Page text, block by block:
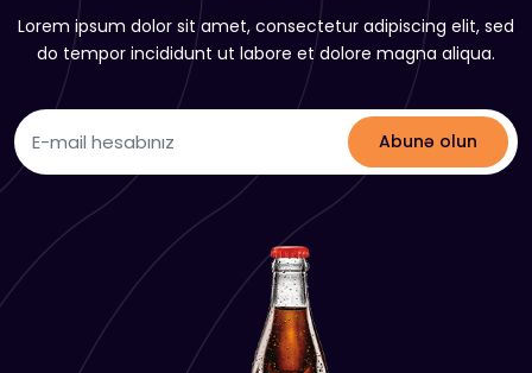
Lorem ipsum dolor sit amet, consectetur adipiscing elit, sed
do tempor incididunt ut labore et dolore magna aliqua.
Abunə olun